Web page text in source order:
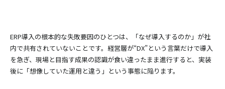
ERP導入の根本的な失敗要因のひとつは、「なぜ導入するのか」が社
内で共有されていないことです。経営層が“DX”という言葉だけで導入
を急ぎ、現場と目指す成果の認識が食い違ったまま進行すると、実装
後に「想像していた運用と違う」という事態に陥ります。